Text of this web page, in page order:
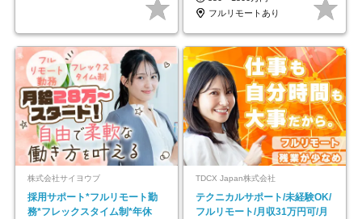
フルリモートあり
株式会社サイヨウブ
採用サポート*フルリモート勤
務*フレックスタイム制*年休
TDCX Japan株式会社
テクニカルサポート/未経験OK/
フルリモート/月収31万円可/月